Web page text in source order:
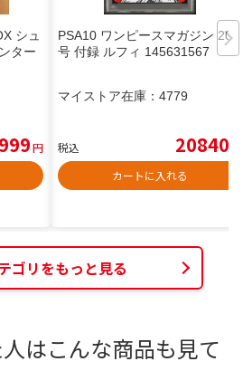
シュ
ター
円
PSA10 ワンピースマガジン 20
号 付録 ルフィ 145631567
マイストア在庫： 4779
税込 20840
カートに入れる
ゴリをもっと見る
はこんな商品も見て